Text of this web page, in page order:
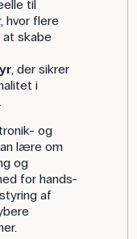
til
hvor flere
skabe
, der sikrer
i
og
lære om
og
for hands-
af